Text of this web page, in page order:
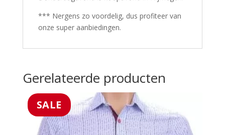
*** Nergens zo voordelig, dus profiteer van
onze super aanbiedingen.
Gerelateerde producten
SALE